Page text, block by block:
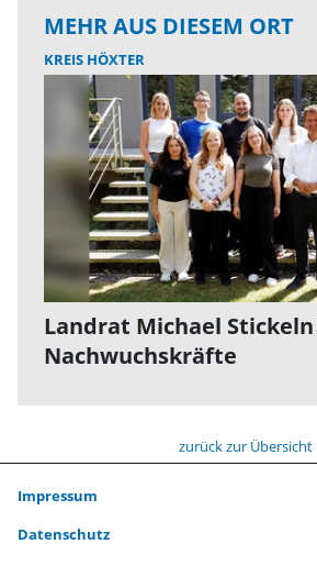
MEHR AUS DIESEM ORT
KREIS HÖXTER
Landrat Michael
Nachwuchskräfte
zurück zur Übersicht
Impressum
Datenschutz